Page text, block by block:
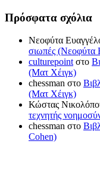
Πρόσφατα σχόλια
Νεοφύτα
σιωπές (Νεοφύτα
culturepointστο
(Ματ Χέιγκ)
chessman στο
(Ματ Χέιγκ)
Κώστας
τεχνητής
chessman στο
Cohen)